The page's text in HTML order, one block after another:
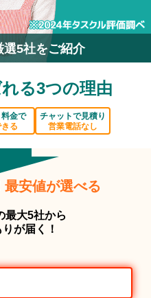
選5社をご紹介
る3つの理由
金で
る
チャットで見積り
営業電話なし
安値が選べる
最大5社から
が届く！